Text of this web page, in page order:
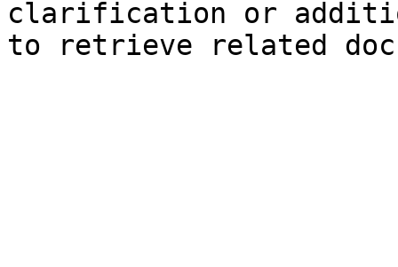
clarification or